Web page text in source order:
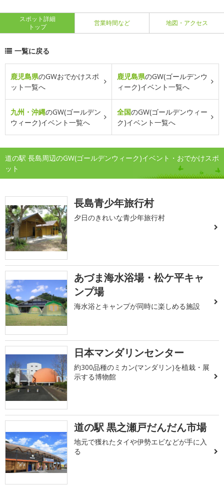
スポット詳細
トップ
営業時間など 地図・アクセス
一覧に戻る
鹿児島県のGWおでかけスポ
ット一覧へ
鹿児島県のGW(ゴールデンウ
ィーク)イベント一覧へ
九州・沖縄のGW(ゴールデン
ウィーク)イベント一覧へ
全国のGW(ゴールデンウィー
ク)イベント一覧へ
道の駅 長島周辺のGW(ゴールデンウィーク)イベント・おでかけスポ
ット
長島青少年旅行村
夕日のきれいな青少年旅行村
あづま海水浴場・松ケ平キャ
ンプ場
海水浴とキャンプが同時に楽しめる施設
日本マンダリンセンター
約300品種のミカン(マンダリン)を植栽・展
示する博物館
道の駅 黒之瀬戸だんだん市場
地元で獲れたタイや伊勢エビなどが手に入
る